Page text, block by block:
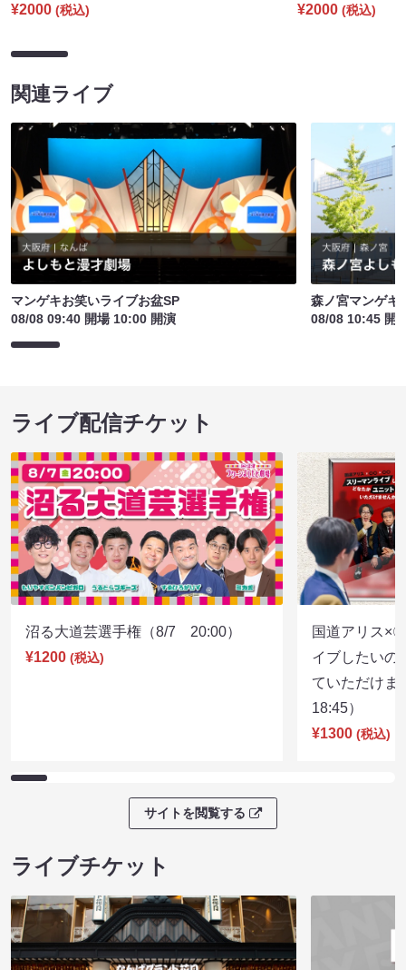
¥2000 (税込)
¥2000 (税込)
関連ライブ
マンゲキお笑いライブお盆SP
08/08 09:40 開場 10:00 開演
森ノ宮マンゲキ
08/08 10:45 開
ライブ配信チケット
沼る大道芸選手権（8/7 20:00）
¥1200 (税込)
国道アリス×
イブしたいの
ていただけ
18:45）
¥1300 (税込)
サイトを閲覧する
ライブチケット